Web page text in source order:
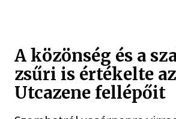
A közönség és a
zsűri is értékelte az
Utcazene fellépőit